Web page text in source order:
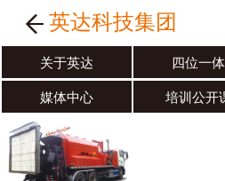
英达科技集团
关于英达 四位一体
媒体中心
培训公开